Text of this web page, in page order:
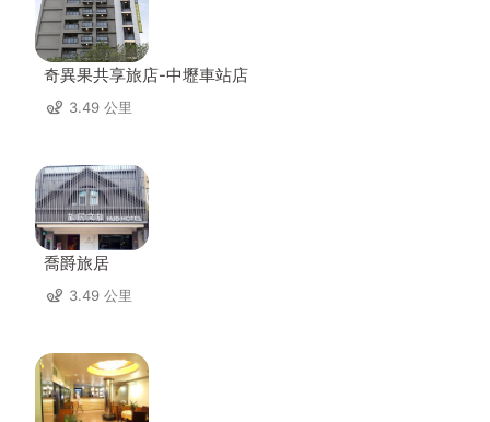
奇異果共享旅店-中壢車站店
3.49 公里
喬爵旅居
3.49 公里